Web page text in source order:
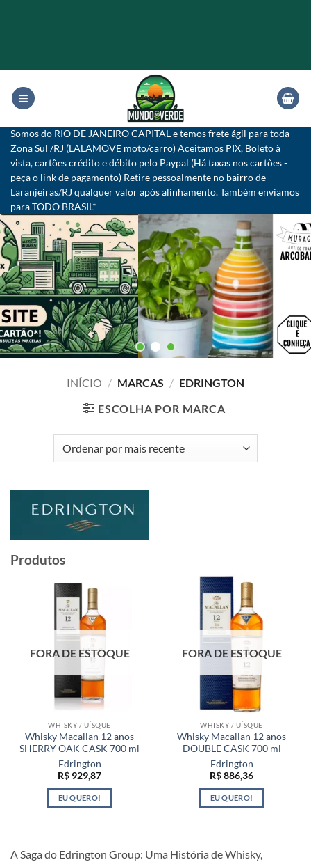
content
Somos do RIO DE JANEIRO CAPITAL e temos frete ágil para toda
Zona Sul /RJ (LALAMOVE moto/carro) Aceitamos PIX, Boleto à
vista, cartões crédito e débito pelo Paypal (Há taxas nos cartões -
peça o link de pagamento) Retire pessoalmente no bairro de
Laranjeiras/RJ qualquer valor após alinhamento. Também enviamos
para TODO BRASIL*
INÍCIO / MARCAS / EDRINGTON
ESCOLHA POR MARCA
Produtos
FORA DE ESTOQUE
WHISKY / UÍSQUE
Whisky Macallan 12 anos
SHERRY OAK CASK 700 ml
Edrington
R$ 929,87
EU QUERO!
FORA DE ESTOQUE
WHISKY / UÍSQUE
Whisky Macallan 12 anos
DOUBLE CASK 700 ml
Edrington
R$886,36
EU QUERO!
A Saga do Edrington Group: Uma História de Whisky,